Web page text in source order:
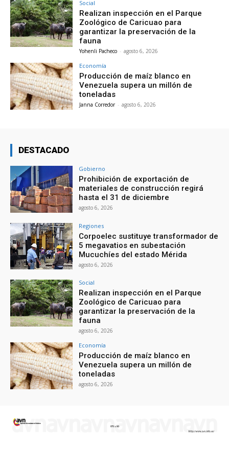
Social
Realizan inspección en el Parque
Zoológico de Caricuao para
garantizar la preservación de la
fauna
Yohenli Pacheco - agosto 6, 2026
Economía
Producción de maíz blanco en
Venezuela supera un millón de
toneladas
Janna Corredor - agosto 6, 2026
DESTACADO
Gobierno
Prohibición de exportación de
materiales de construcción regirá
hasta el 31 de diciembre
agosto 6, 2026
Regiones
Corpoelec sustituye transformador de
5 megavatios en subestación
Mucuchíes del estado Mérida
agosto 6, 2026
Social
Realizan inspección en el Parque
Zoológico de Caricuao para
garantizar la preservación de la
fauna
agosto 6, 2026
Economía
Producción de maíz blanco en
Venezuela supera un millón de
toneladas
agosto 6, 2026